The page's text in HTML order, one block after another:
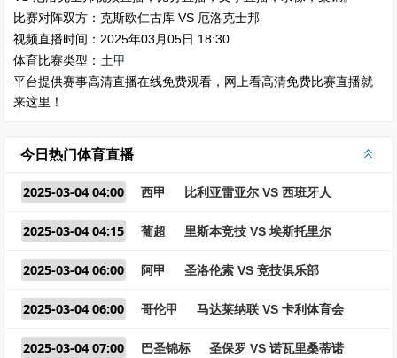
比赛对阵双方：克斯欧仁古库 VS 厄洛克士邦
视频直播时间：2025年03月05日 18:30
体育比赛类型： 土甲
平台提供赛事高清直播在线免费观看，网上看高清免费比赛直播就
来这里！
今日热门体育直播
2025-03-04 04:00 西甲 比利亚雷亚尔 VS 西班牙人
2025-03-04 04:15 葡超 里斯本竞技 VS 埃斯托里尔
2025-03-04 06:00 阿甲 圣洛伦索 VS 竞技俱乐部
2025-03-04 06:00 哥伦甲 马达莱纳联 VS 卡利体育会
2025-03-04 07:00 巴圣锦标 圣保罗 VS 诺瓦里桑蒂诺